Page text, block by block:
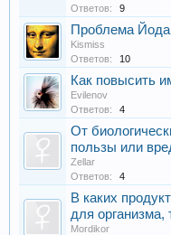
Ответов:
9
Проблема
Kismiss
Ответов:
10
Как повысить
Evilenov
Ответов:
4
От
пользы или
Zellar
Ответов:
4
В каких
для организма,
Mordikor